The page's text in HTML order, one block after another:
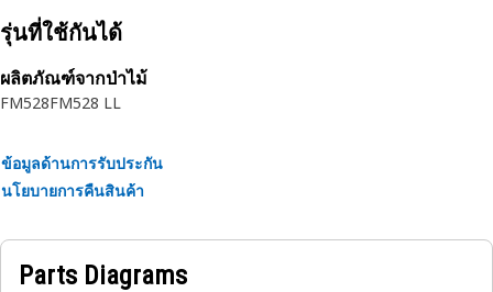
insulation while contributing to improved engine
• Reduce heat transfer from the engine compartment to the
cabin, optimizing sound absorption and insulation
Applications:
mitigate the transmission of engine noise and heat into the
operator cabin while helping to maintain optimal engine
รุ่นที่ใช้กันได้
ผลิตภัณฑ์จากป่าไม้
FM528FM528 LL
ข้อมูลด้านการรับประกัน
นโยบายการคืนสินค้า
Parts Diagrams